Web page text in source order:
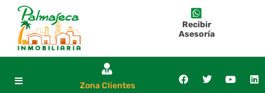
Recibir
Asesoría
Zona Clientes